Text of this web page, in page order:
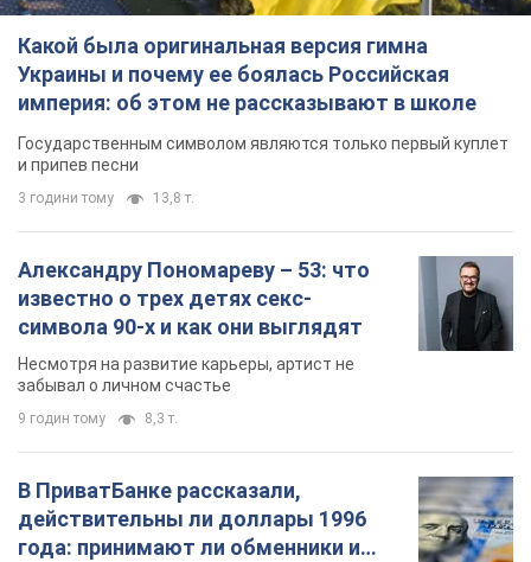
Какой была оригинальная версия гимна
Украины и почему ее боялась Российская
империя: об этом не рассказывают в школе
Государственным символом являются только первый куплет
и припев песни
3 години тому 13,8 т.
Александру Пономареву – 53: что
известно о трех детях секс-
символа 90-х и как они выглядят
Несмотря на развитие карьеры, артист не
забывал о личном счастье
9 годин тому 8,3 т.
В ПриватБанке рассказали,
действительны ли доллары 1996
года: принимают ли обменники и